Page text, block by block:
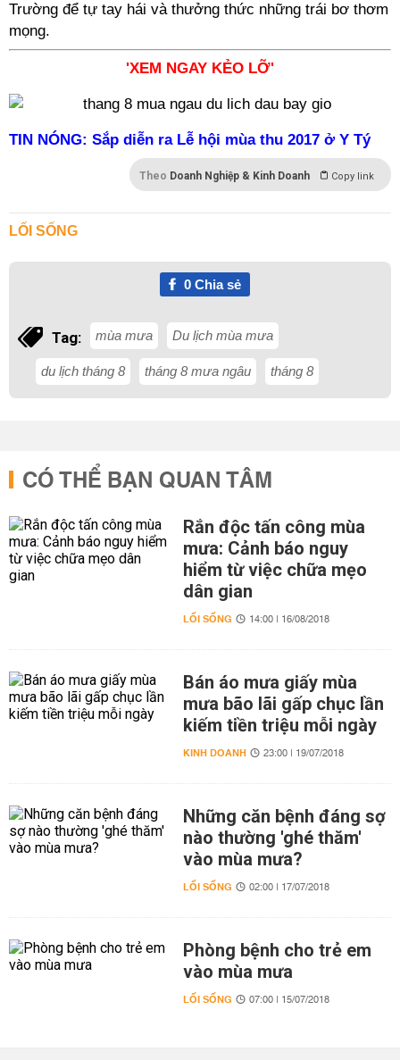
Trường để tự tay hái và thưởng thức những trái bơ thơm
mọng.
'XEM NGAY KẺO LỠ'
TIN NÓNG: Sắp diễn ra Lễ hội mùa thu 2017 ở Y Tý
Theo Doanh Nghiệp & Kinh Doanh Copy link
LỐI SỐNG
0Chia sẻ
Tag: mùa mưa Du lịch mùa mưa
du lịch tháng 8 tháng 8 mưa ngâu tháng 8
CÓ THỂ BẠN QUAN TÂM
Rắn độc tấn công mùa
mưa: Cảnh báo nguy
hiểm từ việc chữa mẹo
dân gian
LỐI SỐNG 14:00 | 16/08/2018
Bán áo mưa giấy mùa
mưa bão lãi gấp chục lần
kiếm tiền triệu mỗi ngày
KINH DOANH 23:00 | 19/07/2018
Những căn bệnh đáng sợ
nào thường 'ghé thăm'
vào mùa mưa?
LỐI SỐNG 02:00 | 17/07/2018
Phòng bệnh cho trẻ em
vào mùa mưa
LỐI SỐNG 07:00 | 15/07/2018